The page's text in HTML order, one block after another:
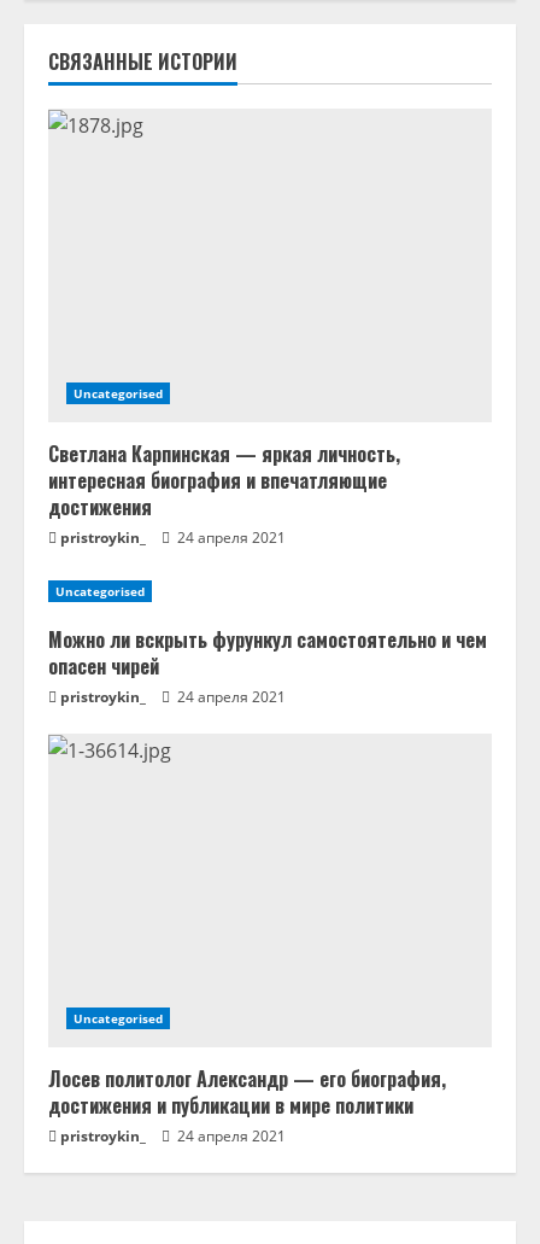
ч
т
е
СВЯЗАННЫЕ ИСТОРИИ
Uncategorised
Светлана Карпинская — яркая личность,
интересная биография и впечатляющие
достижения
pristroykin_ 24 апреля 2021
Uncategorised
Можно ли вскрыть фурункул самостоятельно и чем
опасен чирей
pristroykin_ 24 апреля 2021
Uncategorised
Лосев политолог Александр — его биография,
достижения и публикации в мире политики
pristroykin_ 24 апреля 2021